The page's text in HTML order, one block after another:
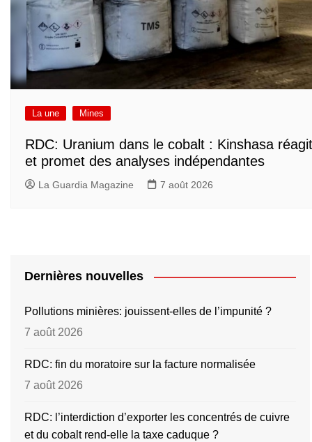
La une Mines
RDC: Uranium dans le cobalt : Kinshasa réagit
et promet des analyses indépendantes
La Guardia Magazine 7 août 2026
Dernières nouvelles
Pollutions minières: jouissent-elles de l’impunité ?
7 août 2026
RDC: fin du moratoire sur la facture normalisée
7 août 2026
RDC: l’interdiction d’exporter les concentrés de cuivre
et du cobalt rend-elle la taxe caduque ?